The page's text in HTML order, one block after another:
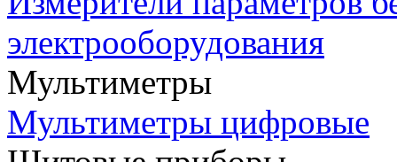
электрооборудования
Мультиметры
Мультиметры цифровые